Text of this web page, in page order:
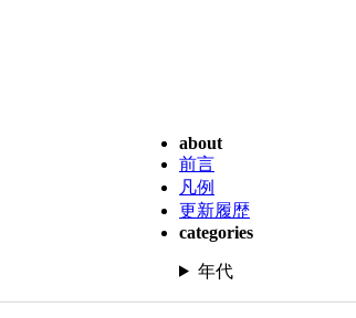
about
前言
凡例
更新履歴
categories
年代